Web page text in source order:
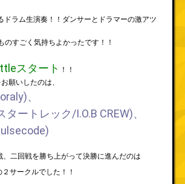
ドラム生演奏！！ダンサーとドラマーの激アツ
のすごく気持ちよかったです！！
スタート
！！
願いしたのは、
、
ートレック/I.O.B CREW)、
、二回戦を勝ち上がって決勝に進んだのは
２サークルでした！！